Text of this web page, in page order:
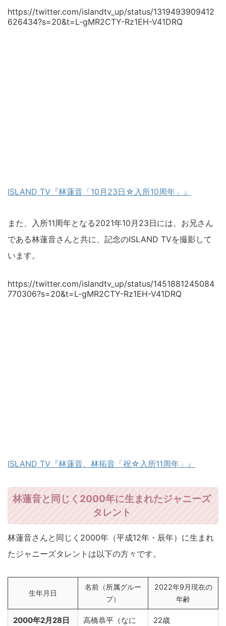
https://twitter.com/islandtv_up/status/1319493909412
626434?s=20&t=L-gMR2CTY-Rz1EH-V41DRQ
ISLAND TV『林蓮音「10月23日☆入所10周年」』
また、入所11周年となる2021年10月23日には、お兄さん
である林蓮音さんと共に、記念のISLAND TVを撮影して
います。
https://twitter.com/islandtv_up/status/1451881245084
770306?s=20&t=L-gMR2CTY-Rz1EH-V41DRQ
ISLAND TV『林蓮音、林拓音「祝☆入所11周年」』
林蓮音と同じく2000年に生まれたジャニーズ
タレント
林蓮音さんと同じく2000年（平成12年・辰年）に生まれ
たジャニーズタレントは以下の方々です。
生年月日
名前（所属グルー
プ）
2022年9月現在の
年齢
2000年2月28日 高橋恭平（なに 22歳